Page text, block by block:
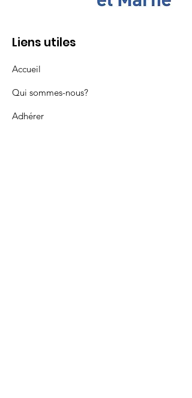
Liens utiles
Accueil
Qui sommes-nous?
Adhérer